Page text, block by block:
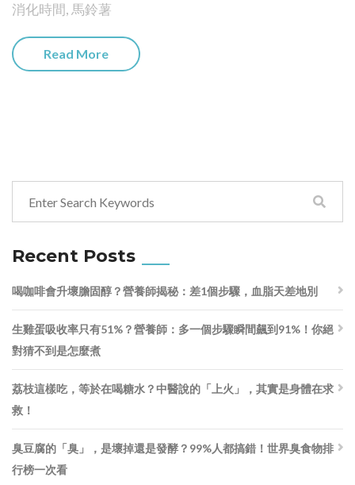
消化時間,馬鈴薯
Read More
Recent Posts
喝咖啡會升壞膽固醇？營養師揭秘：差1個步驟，血脂天差地別
生雞蛋吸收率只有51%？營養師：多一個步驟瞬間飆到91%！你絕
對猜不到是怎麼煮
荔枝這樣吃，等於在喝糖水？中醫說的「上火」，其實是身體在求
救！
臭豆腐的「臭」，是壞掉還是發酵？99%人都搞錯！世界臭食物排
行榜一次看